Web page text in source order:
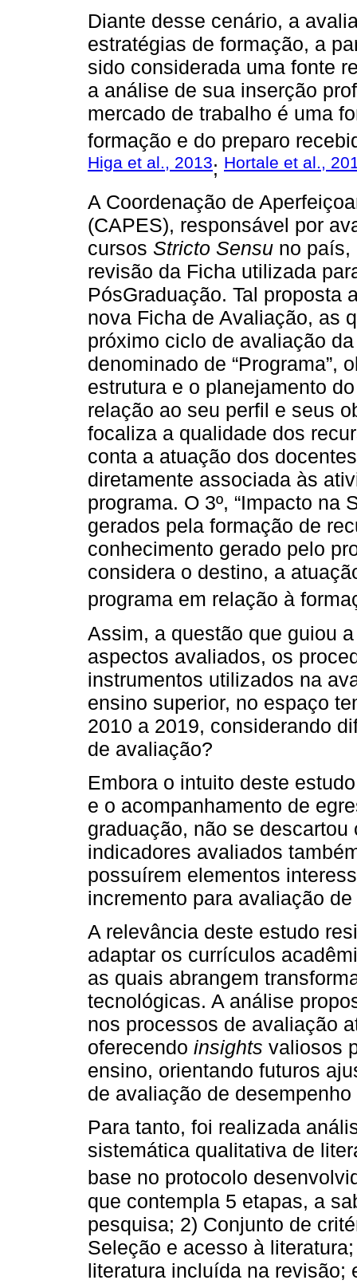
Diante desse cenário, a
estratégias de formação, a
sido considerada uma fonte
a análise de sua inserção
mercado de trabalho é uma
formação e do preparo
Higa et al., 2013; Hortale et al.,
A Coordenação de
(CAPES), responsável por
cursos Stricto Sensu no país,
revisão da Ficha utilizada
PósGraduação. Tal proposta
nova Ficha de Avaliação, as
próximo ciclo de avaliação
denominado de “Programa”,
estrutura e o planejamento
relação ao seu perfil e seus
focaliza a qualidade dos
conta a atuação dos
diretamente associada às
programa. O 3º, “Impacto na
gerados pela formação de
conhecimento gerado pelo
considera o destino, a
programa em relação à
Assim, a questão que guiou
aspectos avaliados, os
instrumentos utilizados na
ensino superior, no espaço
2010 a 2019, considerando
de avaliação?
Embora o intuito deste
e o acompanhamento de
graduação, não se
indicadores avaliados
possuírem elementos
incremento para avaliação
A relevância deste estudo
adaptar os currículos
as quais abrangem
tecnológicas. A análise
nos processos de avaliação
oferecendo insights valiosos
ensino, orientando futuros
de avaliação de
Para tanto, foi realizada
sistemática qualitativa de
base no protocolo
que contempla 5 etapas, a
pesquisa; 2) Conjunto de
Seleção e acesso à
literatura incluída na revisão;